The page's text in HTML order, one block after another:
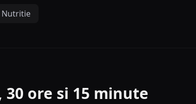
Nutritie
ore si 15 minute